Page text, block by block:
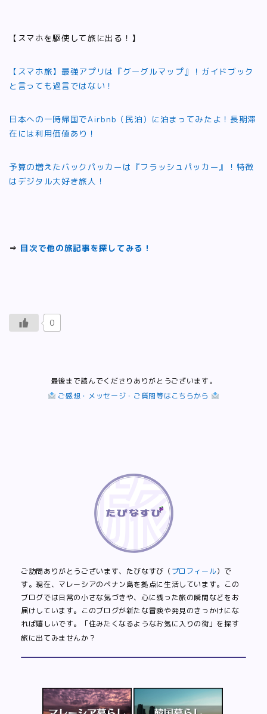
【スマホを駆使して旅に出る！】
【スマホ旅】最強アプリは『グーグルマップ』！ガイドブック
と言っても過言ではない！
日本への一時帰国でAirbnb（民泊）に泊まってみたよ！長期滞
在には利用価値あり！
予算の増えたバックパッカーは『フラッシュパッカー』！特徴
はデジタル大好き旅人！
⇒ 目次で他の旅記事を探してみる！
0
最後まで読んでくださりありがとうございます。
ご感想・メッセージ・ご質問等はこちらから
ご訪問ありがとうございます、たびなすび（プロフィール）で
す。現在、マレーシアのペナン島を拠点に生活しています。この
ブログでは日常の小さな気づきや、心に残った旅の瞬間などをお
届けしています。このブログが新たな冒険や発見のきっかけにな
れば嬉しいです。「住みたくなるようなお気に入りの街」を探す
旅に出てみませんか？